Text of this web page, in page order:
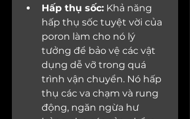
Hấp thụ sốc: Khả năng
hấp thụ sốc tuyệt vời của
poron làm cho nó lý
tưởng để bảo vệ các vật
dụng dễ vỡ trong quá
trình vận chuyển. Nó hấp
thụ các va chạm và rung
động, ngăn ngừa hư